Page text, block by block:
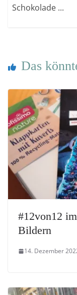
Schokolade ...
Das
#12von12
Bildern
14. Dezember